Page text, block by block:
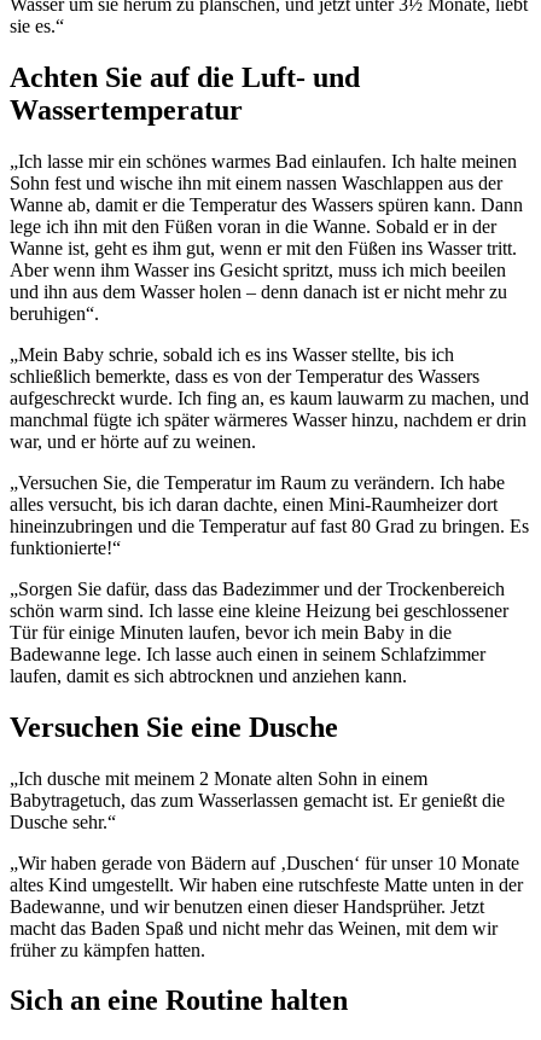
sie es.“
Achten Sie auf die Luft- und
Wassertemperatur
„Ich lasse mir ein schönes warmes Bad einlaufen. Ich halte meinen
Sohn fest und wische ihn mit einem nassen Waschlappen aus der
Wanne ab, damit er die Temperatur des Wassers spüren kann. Dann
lege ich ihn mit den Füßen voran in die Wanne. Sobald er in der
Wanne ist, geht es ihm gut, wenn er mit den Füßen ins Wasser tritt.
Aber wenn ihm Wasser ins Gesicht spritzt, muss ich mich beeilen
und ihn aus dem Wasser holen – denn danach ist er nicht mehr zu
beruhigen“.
„Mein Baby schrie, sobald ich es ins Wasser stellte, bis ich
schließlich bemerkte, dass es von der Temperatur des Wassers
aufgeschreckt wurde. Ich fing an, es kaum lauwarm zu machen, und
manchmal fügte ich später wärmeres Wasser hinzu, nachdem er drin
war, und er hörte auf zu weinen.
„Versuchen Sie, die Temperatur im Raum zu verändern. Ich habe
alles versucht, bis ich daran dachte, einen Mini-Raumheizer dort
hineinzubringen und die Temperatur auf fast 80 Grad zu bringen. Es
funktionierte!“
„Sorgen Sie dafür, dass das Badezimmer und der Trockenbereich
schön warm sind. Ich lasse eine kleine Heizung bei geschlossener
Tür für einige Minuten laufen, bevor ich mein Baby in die
Badewanne lege. Ich lasse auch einen in seinem Schlafzimmer
laufen, damit es sich abtrocknen und anziehen kann.
Versuchen Sie eine Dusche
„Ich dusche mit meinem 2 Monate alten Sohn in einem
Babytragetuch, das zum Wasserlassen gemacht ist. Er genießt die
Dusche sehr.“
„Wir haben gerade von Bädern auf ‚Duschen‘ für unser 10 Monate
altes Kind umgestellt. Wir haben eine rutschfeste Matte unten in der
Badewanne, und wir benutzen einen dieser Handsprüher. Jetzt
macht das Baden Spaß und nicht mehr das Weinen, mit dem wir
früher zu kämpfen hatten.
Sich an eine Routine halten